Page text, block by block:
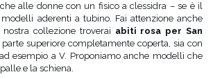
alle donne con un fisico a clessidra – se è il
aderenti a tubino. Fai attenzione anche
collezione troverai abiti rosa per San
superiore completamente coperta, sia con
esempio a V. Proponiamo anche modelli che
e la schiena.